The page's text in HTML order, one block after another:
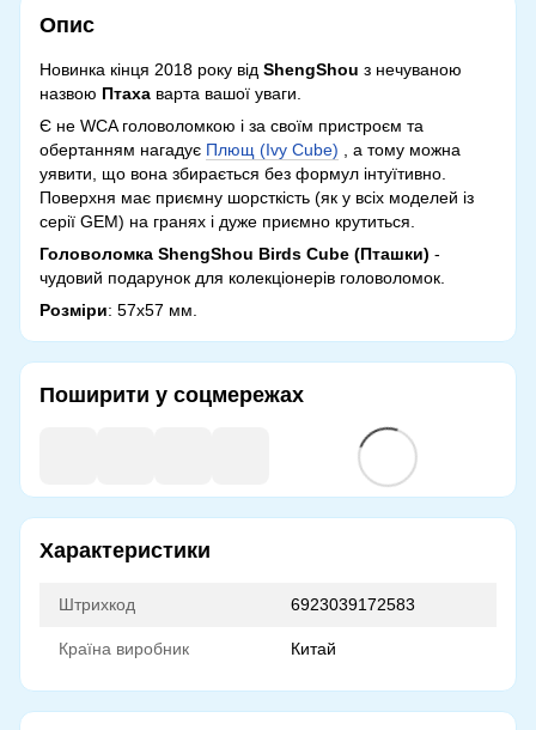
Опис
Новинка кінця 2018 року від ShengShou з нечуваною
назвою Птаха варта вашої уваги.
Є не WCA головоломкою і за своїм пристроєм та
обертанням нагадує Плющ (Ivy Cube) , а тому можна
уявити, що вона збирається без формул інтуїтивно.
Поверхня має приємну шорсткість (як у всіх моделей із
серії GEM) на гранях і дуже приємно крутиться.
Головоломка ShengShou Birds Cube (Пташки) -
чудовий подарунок для колекціонерів головоломок.
Розміри: 57х57 мм.
Поширити у соцмережах
Характеристики
Штрихкод 6923039172583
Країна виробник Китай